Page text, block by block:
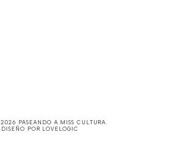
2026 PASEANDO A MISS CULTURA
DISEÑO POR LOVELOGIC